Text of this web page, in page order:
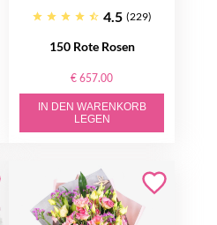
4.5 (229)
150 Rote Rosen
€ 657.00
IN DEN WARENKORB
LEGEN